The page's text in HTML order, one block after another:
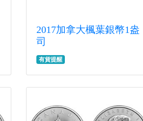
2017加拿大楓葉銀幣1盎
司
有貨提醒